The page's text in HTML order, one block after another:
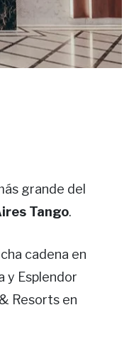
grande del
Tango.
cadena en
y Esplendor
Resorts en